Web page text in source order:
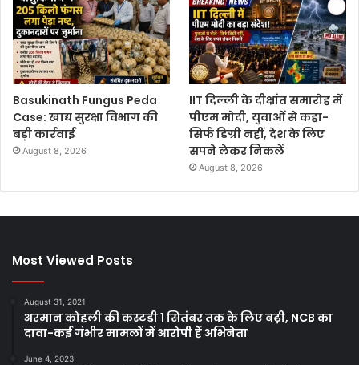
Basukinath Fungus Peda
Case: खाद्य सुरक्षा विभाग की
बड़ी कार्रवाई
August 8, 2026
IIT दिल्ली के दीक्षांत समारोह में
पीएम मोदी, युवाओं से कहा-
सिर्फ डिग्री नहीं, देश के लिए
सपने लेकर निकलें
August 8, 2026
Most Viewed Posts
August 31, 2021
अरमान कोहली की कस्टडी 1 सितंबर तक के लिए बढ़ी, NCB का
दावा-कई गंभीर मामलों में आरोपी हैं अभिनेता
June 4, 2023